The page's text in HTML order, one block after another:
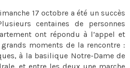
17 octobre a été un succès
centaines de personnes
ont répondu à l’appel et
moments de la rencontre :
à la basilique Notre-Dame de